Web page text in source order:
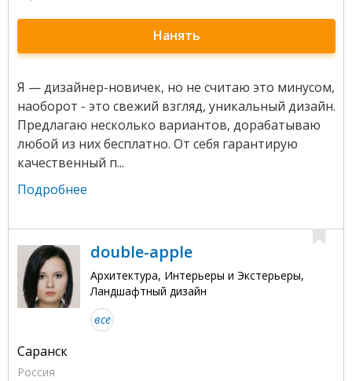
Нанять
Я — дизайнер-новичек, но не считаю это минусом,
наоборот - это свежий взгляд, уникальный дизайн.
Предлагаю несколько вариантов, дорабатываю
любой из них бесплатно. От себя гарантирую
качественный п...
Подробнее
double-apple
Архитектура, Интерьеры и Экстерьеры,
Ландшафтный дизайн
все
Саранск
Россия